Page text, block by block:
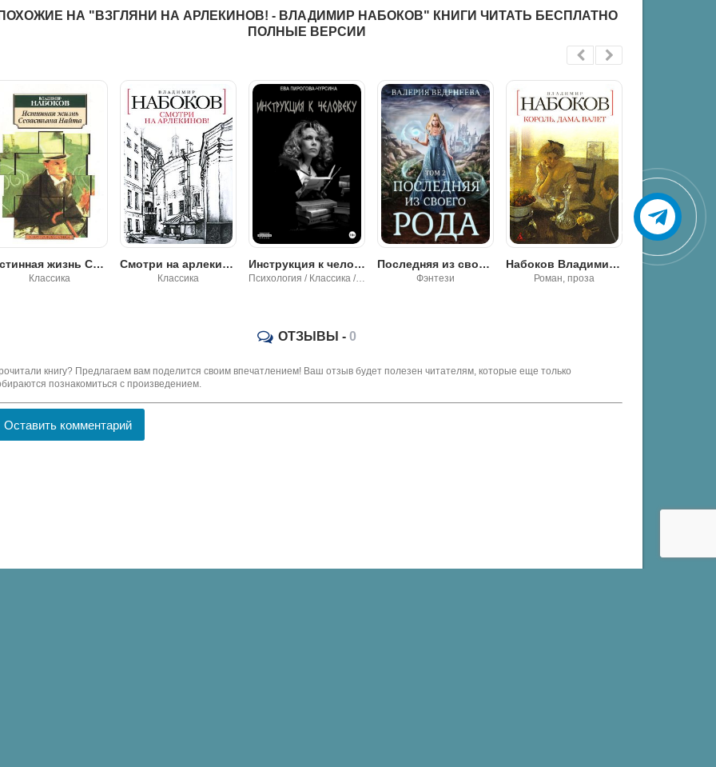
ПОХОЖИЕ НА "ВЗГЛЯНИ НА АРЛЕКИНОВ! - ВЛАДИМИР НАБОКОВ" КНИГИ ЧИТАТЬ БЕСПЛАТНО
ПОЛНЫЕ ВЕРСИИ
Смотри на арлекинов! - Владимир Набоков
Классика
Инструкция к человеку - Ева Чурсина Последняя из своего рода. Том 2 - Валерия Веденеева
Фэнтези
Набоков Владимир - Король, дама, валет
Роман, проза
Набоков Владимир - Гроза
Роман, проза
ОТЗЫВЫ - 0
книгу? Предлагаем вам поделится своим впечатлением! Ваш отзыв будет полезен читателям, которые еще только
познакомиться с произведением.
Оставить комментарий